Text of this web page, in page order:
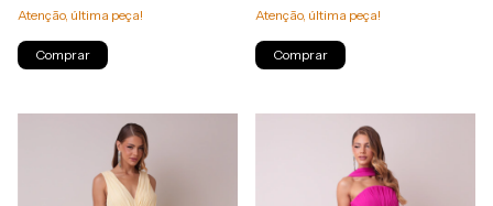
Atenção, última peça!
Comprar
Atenção, última peça!
Comprar